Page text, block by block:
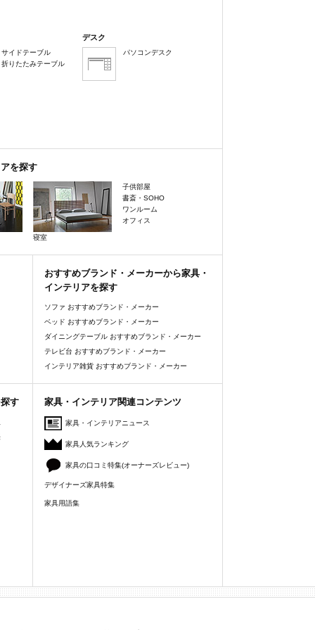
サイドテーブル
折りたたみテーブル
デスク
パソコンデスク
を探す
寝室
子供部屋
書斎・SOHO
ワンルーム
オフィス
おすすめブランド・メーカーから家具・
インテリアを探す
ソファ おすすめブランド・メーカー
ベッド おすすめブランド・メーカー
ダイニングテーブル おすすめブランド・メーカー
テレビ台 おすすめブランド・メーカー
インテリア雑貨 おすすめブランド・メーカー
す 家具・インテリア関連コンテンツ
家具・インテリアニュース
家具人気ランキング
家具の口コミ特集(オーナーズレビュー)
デザイナーズ家具特集
家具用語集